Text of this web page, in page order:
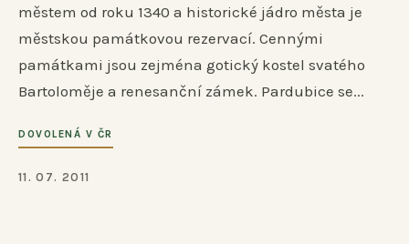
městem od roku 1340 a historické jádro města je
městskou památkovou rezervací. Cennými
památkami jsou zejména gotický kostel svatého
Bartoloměje a renesanční zámek. Pardubice se...
DOVOLENÁ V ČR
11. 07. 2011